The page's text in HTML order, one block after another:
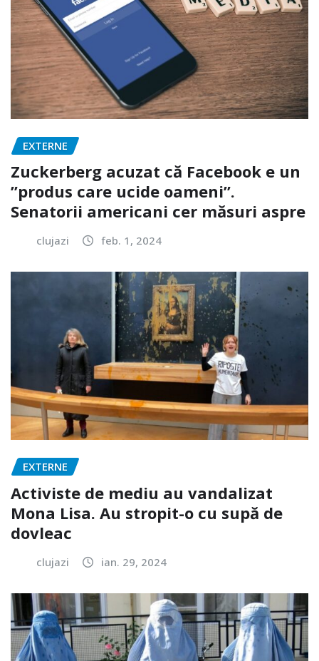
EXTERNE
Zuckerberg acuzat că Facebook e un
”produs care ucide oameni”.
Senatorii americani cer măsuri aspre
clujazi feb. 1, 2024
EXTERNE
Activiste de mediu au vandalizat
Mona Lisa. Au stropit-o cu supă de
dovleac
clujazi ian. 29, 2024